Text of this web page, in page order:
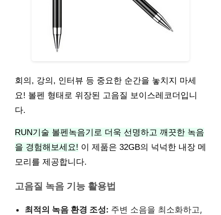
회의, 강의, 인터뷰 등 중요한 순간을 놓치지 마세
요! 볼펜 형태로 위장된 고음질 보이스레코더입니
다.
RUN기술 볼펜녹음기로 더욱 선명하고 깨끗한 녹음
을 경험해보세요! 이 제품은 32GB의 넉넉한 내장 메
모리를 제공합니다.
고음질 녹음 기능 활용법
최적의 녹음 환경 조성: 주변 소음을 최소화하고,